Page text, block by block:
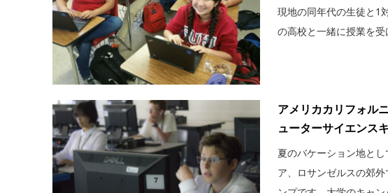
現地の同年代の生徒と1
の高校と一緒に授業を
アメリカカリフォル
ューターサイエンス
夏のバケーション地と
ア、ロサンゼルスの郊